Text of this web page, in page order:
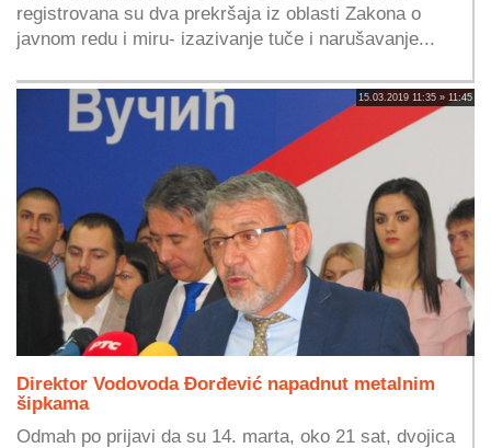
registrovana su dva prekršaja iz oblasti Zakona o
javnom redu i miru- izazivanje tuče i narušavanje...
15.03.2019 11:35 » 11:45
Direktor Vodovoda Đorđević napadnut metalnim
šipkama
Odmah po prijavi da su 14. marta, oko 21 sat, dvojica